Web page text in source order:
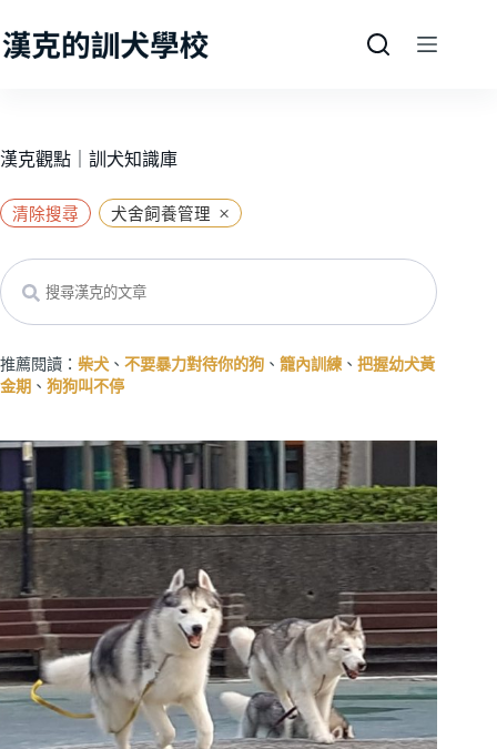
至
容
漢克觀點｜訓犬知識庫
清除搜尋 犬舍飼養管理 ×
Search
推薦閱讀： 柴犬 、 不要暴力對待你的狗 、 籠內訓練 、 把握幼犬黃
金期 、 狗狗叫不停